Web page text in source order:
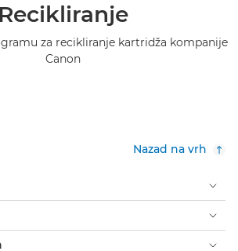
Recikliranje
za recikliranje kartridža kompanije
Canon
Nazad na vrh